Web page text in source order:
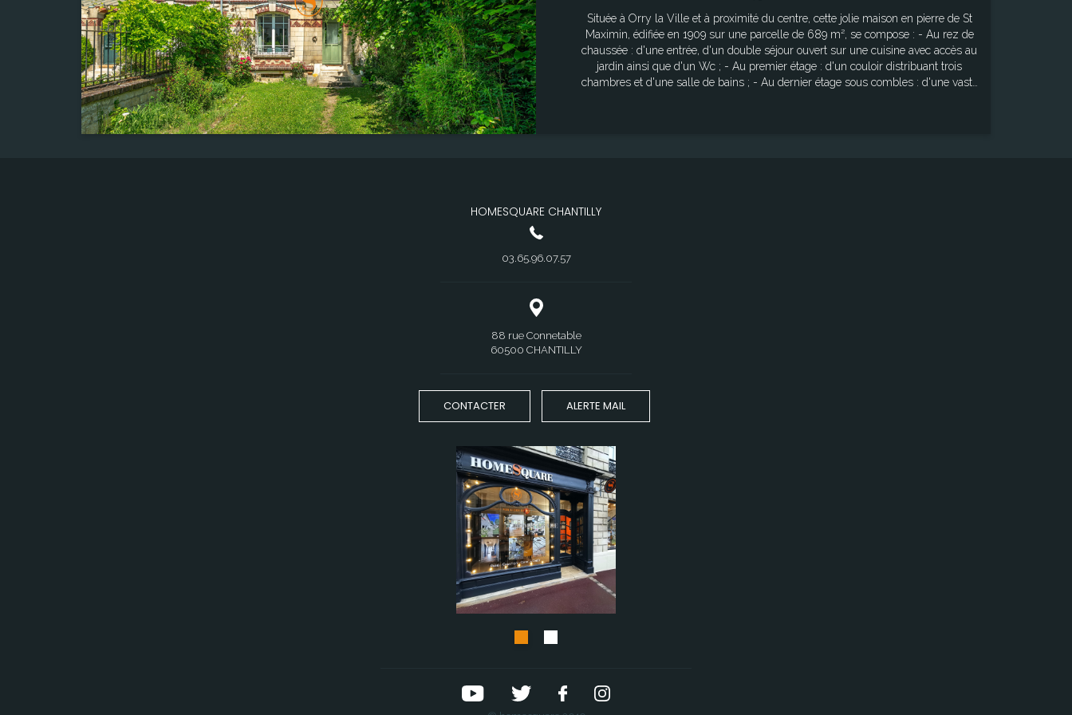
Située à Orry la Ville et à proximité du centre, cette jolie maison en pierre de St
Maximin, édifiée en 1909 sur une parcelle de 689 m², se compose : - Au rez de
chaussée : d'une entrée, d'un double séjour ouvert sur une cuisine avec accès au
jardin ainsi que d'un Wc ; - Au premier étage : d'un couloir distribuant trois
chambres et d'une salle de bains ; - Au dernier étage sous combles : d'une vaste
Chambre(s)
4
Salle de bain
1
HOMESQUARE CHANTILLY
03.65.96.07.57
88 rue Connetable
60500 CHANTILLY
CONTACTER ALERTE MAIL